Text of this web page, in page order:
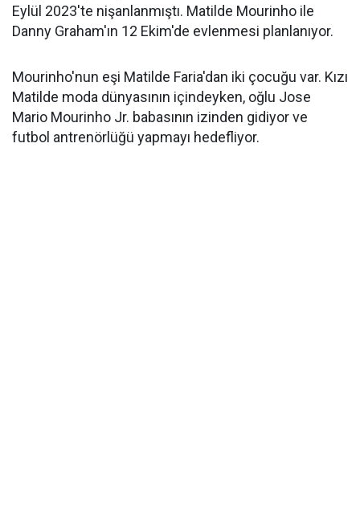
Eylül 2023'te nişanlanmıştı. Matilde Mourinho ile
Danny Graham'ın 12 Ekim'de evlenmesi planlanıyor.
Mourinho'nun eşi Matilde Faria'dan iki çocuğu var. Kızı
Matilde moda dünyasının içindeyken, oğlu Jose
Mario Mourinho Jr. babasının izinden gidiyor ve
futbol antrenörlüğü yapmayı hedefliyor.